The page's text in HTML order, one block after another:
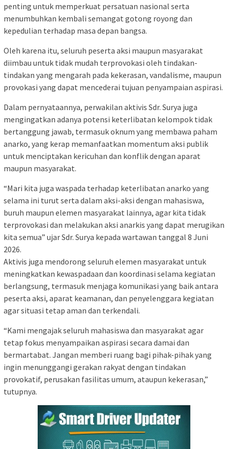
penting untuk memperkuat persatuan nasional serta
menumbuhkan kembali semangat gotong royong dan
kepedulian terhadap masa depan bangsa.
Oleh karena itu, seluruh peserta aksi maupun masyarakat
diimbau untuk tidak mudah terprovokasi oleh tindakan-
tindakan yang mengarah pada kekerasan, vandalisme, maupun
provokasi yang dapat mencederai tujuan penyampaian aspirasi.
Dalam pernyataannya, perwakilan aktivis Sdr. Surya juga
mengingatkan adanya potensi keterlibatan kelompok tidak
bertanggung jawab, termasuk oknum yang membawa paham
anarko, yang kerap memanfaatkan momentum aksi publik
untuk menciptakan kericuhan dan konflik dengan aparat
maupun masyarakat.
“Mari kita juga waspada terhadap keterlibatan anarko yang
selama ini turut serta dalam aksi-aksi dengan mahasiswa,
buruh maupun elemen masyarakat lainnya, agar kita tidak
terprovokasi dan melakukan aksi anarkis yang dapat merugikan
kita semua” ujar Sdr. Surya kepada wartawan tanggal 8 Juni
2026.
Aktivis juga mendorong seluruh elemen masyarakat untuk
meningkatkan kewaspadaan dan koordinasi selama kegiatan
berlangsung, termasuk menjaga komunikasi yang baik antara
peserta aksi, aparat keamanan, dan penyelenggara kegiatan
agar situasi tetap aman dan terkendali.
“Kami mengajak seluruh mahasiswa dan masyarakat agar
tetap fokus menyampaikan aspirasi secara damai dan
bermartabat. Jangan memberi ruang bagi pihak-pihak yang
ingin menunggangi gerakan rakyat dengan tindakan
provokatif, perusakan fasilitas umum, ataupun kekerasan,”
tutupnya.